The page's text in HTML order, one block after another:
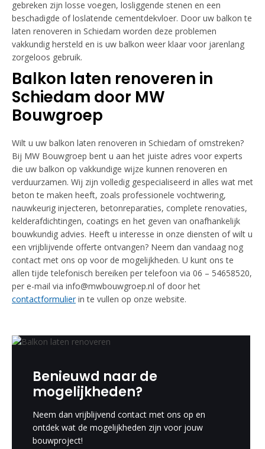
gebreken zijn losse voegen, losliggende stenen en een
beschadigde of loslatende cementdekvloer. Door uw balkon te
laten renoveren in Schiedam worden deze problemen
vakkundig hersteld en is uw balkon weer klaar voor jarenlang
zorgeloos gebruik.
Balkon laten renoveren in
Schiedam door MW
Bouwgroep
Wilt u uw balkon laten renoveren in Schiedam of omstreken?
Bij MW Bouwgroep bent u aan het juiste adres voor experts
die uw balkon op vakkundige wijze kunnen renoveren en
verduurzamen. Wij zijn volledig gespecialiseerd in alles wat met
beton te maken heeft, zoals professionele vochtwering,
nauwkeurig injecteren, betonreparaties, complete renovaties,
kelderafdichtingen, coatings en het geven van onafhankelijk
bouwkundig advies. Heeft u interesse in onze diensten of wilt u
een vrijblijvende offerte ontvangen? Neem dan vandaag nog
contact met ons op voor de mogelijkheden. U kunt ons te
allen tijde telefonisch bereiken per telefoon via 06 – 54658520,
per e-mail via info@mwbouwgroep.nl of door het
contactformulierin te vullen op onze website.
Benieuwd naar de
mogelijkheden?
Neem dan vrijblijvend contact met ons op en
ontdek wat de mogelijkheden zijn voor jouw
bouwproject!